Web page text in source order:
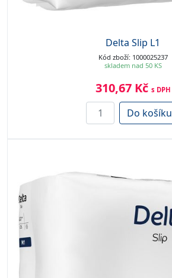
Delta Slip L1
Kód zboží: 1000025237
skladem nad 50 KS
310,67 Kč s DPH
Do košíku